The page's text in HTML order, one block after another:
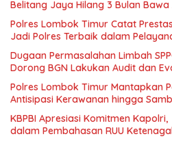
Belitang Jaya Hilang 3 Bulan
Polres Lombok Timur Catat
Jadi Polres Terbaik dalam
Dugaan Permasalahan Limbah
Dorong BGN Lakukan Audit dan
Polres Lombok Timur Mantapkan
Antisipasi Kerawanan hingga
KBPBI Apresiasi Komitmen
dalam Pembahasan RUU